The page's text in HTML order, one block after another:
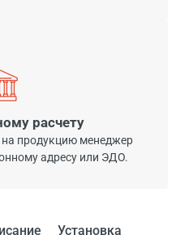
расчету
на продукцию менеджер
адресу или ЭДО.
Установка